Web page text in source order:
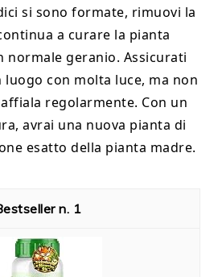
si sono formate, rimuovi la
a curare la pianta
normale geranio. Assicurati
con molta luce, ma non
regolarmente. Con un
avrai una nuova pianta di
esatto della pianta madre.
1